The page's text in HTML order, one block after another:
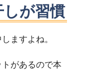
が習慣
ますよね。
があるので本